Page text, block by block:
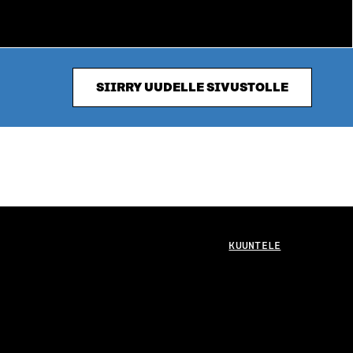
SIIRRY UUDELLE SIVUSTOLLE
KUUNTELE